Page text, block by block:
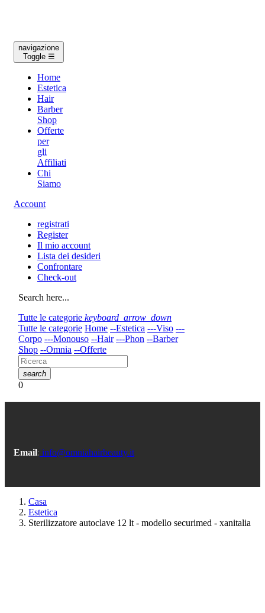
navigazione
Toggle ☰
Home
Estetica
Hair
Barber
Shop
Offerte
per
gli
Affiliati
Chi
Siamo
Account
registrati
Register
Il mio account
Lista dei desideri
Confrontare
Check-out
Search here...
Tutte le categorie keyboard_arrow_down
Tutte le categorie Home --Estetica ---Viso ---
Corpo ---Monouso --Hair ---Phon --Barber
Shop --Omnia --Offerte
search
0
Email: info@omniahairbeauty.it
Casa
Estetica
Sterilizzatore autoclave 12 lt - modello securimed - xanitalia